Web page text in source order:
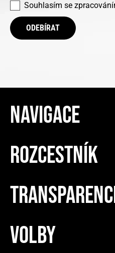
Souhlasím se
ODEBÍRAT
NAVIGACE
ROZCESTNÍK
VOLBY